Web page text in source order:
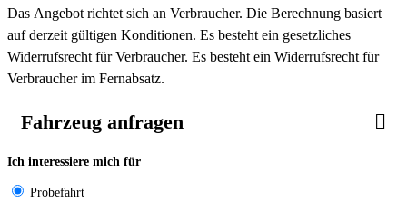
Das Angebot richtet sich an Verbraucher. Die Berechnung basiert
auf derzeit gültigen Konditionen. Es besteht ein gesetzliches
Widerrufsrecht für Verbraucher. Es besteht ein Widerrufsrecht für
Verbraucher im Fernabsatz.
Fahrzeug anfragen
Ich interessiere mich für
Probefahrt